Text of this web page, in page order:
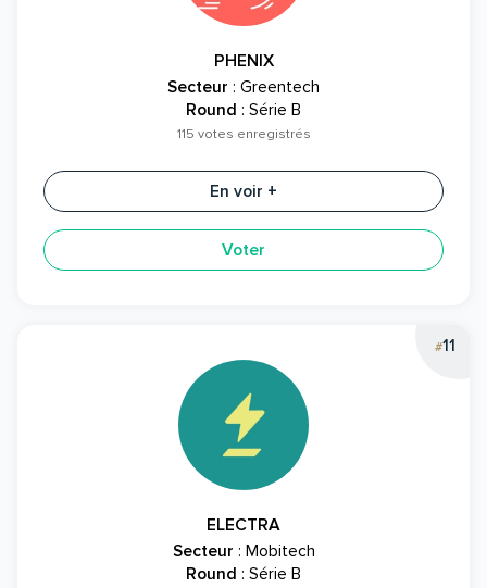
PHENIX
Secteur : Greentech
Round : Série B
115 votes enregistrés
En voir +
Voter
#11
ELECTRA
Secteur : Mobitech
Round : Série B